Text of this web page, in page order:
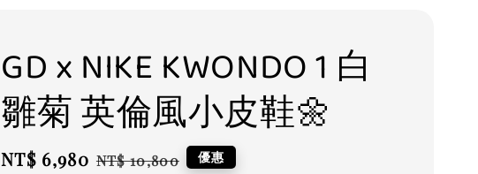
GD x NIKE KWONDO 1 白
雛菊 英倫風小皮鞋🌼
Sale
NT$ 6,980 Regular
NT$ 10,800 優惠